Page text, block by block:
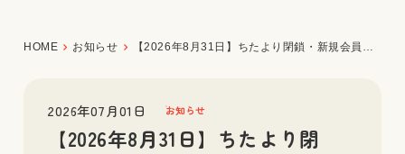
HOME お知らせ 【2026年8月31日】ちたより閉鎖・新規会員登録 受付停止のお知らせ
2026年07月01日 お知らせ
【2026年8月31日】ちたより閉